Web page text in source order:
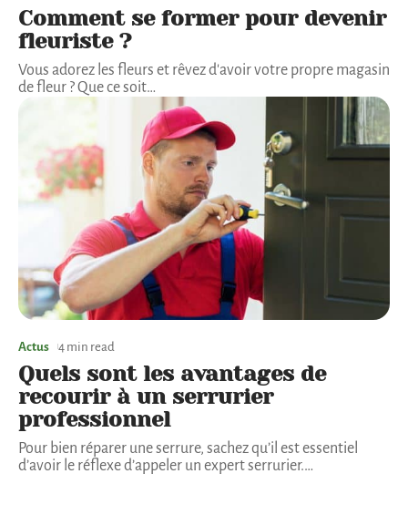
Comment se former pour devenir
fleuriste ?
Vous adorez les fleurs et rêvez d'avoir votre propre magasin
de fleur ? Que ce soit…
Actus 4 min read
Quels sont les avantages de
recourir à un serrurier
professionnel
Pour bien réparer une serrure, sachez qu’il est essentiel
d’avoir le réflexe d’appeler un expert serrurier.…